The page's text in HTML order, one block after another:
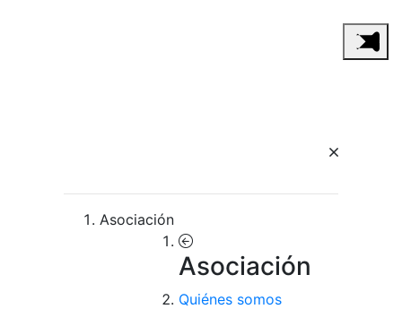
Asociación
Asociación
Quiénes somos